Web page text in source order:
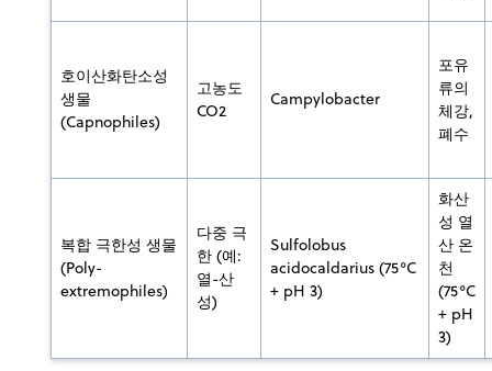
호이산화탄소성
생물
(Capnophiles)
고농도
CO2
Campylobacter
포유
류의
체강,
폐수
복합 극한성 생물
(Poly-
extremophiles)
다중 극
한 (예:
열-산
성)
Sulfolobus
acidocaldarius (75°C
+ pH 3)
화산
성 열
산 온
천
(75°C
+ pH
3)